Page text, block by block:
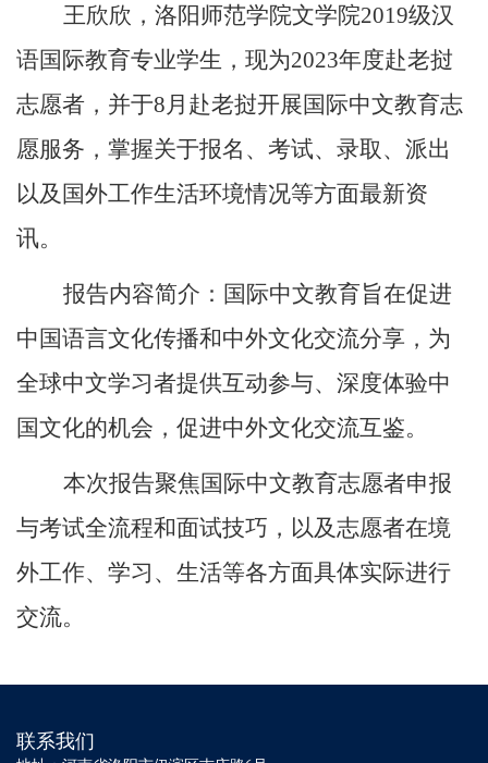
王欣欣，洛阳师范学院文学院2019级汉
语国际教育专业学生，现为2023年度赴老挝
志愿者，并于8月赴老挝开展国际中文教育志
愿服务，掌握关于报名、考试、录取、派出
以及国外工作生活环境情况等方面最新资
讯。
报告内容简介： 国际中文教育旨在促进
中国语言文化传播和中外文化交流分享，为
全球中文学习者提供互动参与、深度体验中
国文化的机会，促进中外文化交流互鉴。
本次报告聚焦国际中文教育志愿者申报
与考试全流程和面试技巧，以及志愿者在境
外工作、学习、生活等各方面具体实际进行
交流。
联系我们